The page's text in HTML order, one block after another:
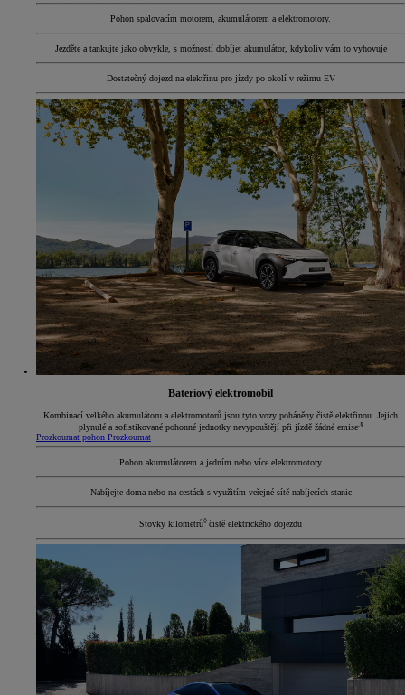
Pohon spalovacím motorem, akumulátorem a elektromotory.
Jezděte a tankujte jako obvykle, s možností dobíjet akumulátor, kdykoliv vám to vyhovuje
Dostatečný dojezd na elektřinu pro jízdy po okolí v režimu EV
Bateriový elektromobil
Kombinací velkého akumulátoru a elektromotorů jsou tyto vozy poháněny čistě elektřinou. Jejich
plynulé a sofistikované pohonné jednotky nevypouštějí při jízdě žádné emise .§
Prozkoumat pohon Prozkoumat
Pohon akumulátorem a jedním nebo více elektromotory
Nabíjejte doma nebo na cestách s využitím veřejné sítě nabíjecích stanic
Stovky kilometrů◊ čistě elektrického dojezdu